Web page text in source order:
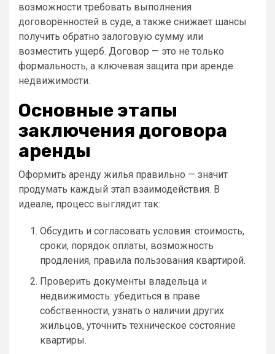
возможности требовать выполнения
договорённостей в суде, а также снижает шансы
получить обратно залоговую сумму или
возместить ущерб. Договор — это не только
формальность, а ключевая защита при аренде
недвижимости.
Основные этапы
заключения договора
аренды
Оформить аренду жилья правильно — значит
продумать каждый этап взаимодействия. В
идеале, процесс выглядит так:
Обсудить и согласовать условия: стоимость,
сроки, порядок оплаты, возможность
продления, правила пользования квартирой.
Проверить документы владельца и
недвижимость: убедиться в праве
собственности, узнать о наличии других
жильцов, уточнить техническое состояние
квартиры.